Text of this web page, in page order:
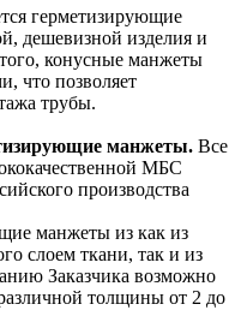
герметизирующие
дешевизной изделия и
конусные манжеты
что позволяет
трубы.
манжеты. Все
МБС
производства
манжеты из как из
слоем ткани, так и из
Заказчика возможно
толщины от 2 до